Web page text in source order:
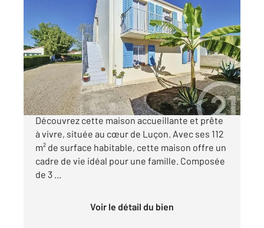
112,19 m
, 5 pièces
Ref : 1306
Maison à vendre
179 350 €
À vendre : Maison charmante à Luçon
Découvrez cette maison accueillante et prête
à vivre, située au cœur de Luçon. Avec ses 112
m² de surface habitable, cette maison offre un
cadre de vie idéal pour une famille. Composée
de 3 ...
Voir le détail du bien